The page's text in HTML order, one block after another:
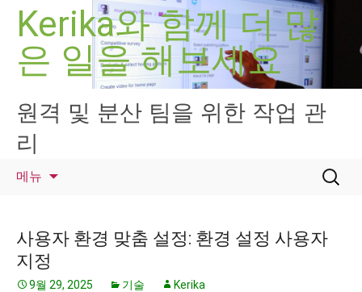
Kerika와 함께 더 많
은 일을 해보세요
원격 및 분산 팀을 위한 작업 관
리
메뉴
검
색:
사용자 환경 맞춤 설정: 환경 설정 사용자
지정
9월 29, 2025 기술 Kerika